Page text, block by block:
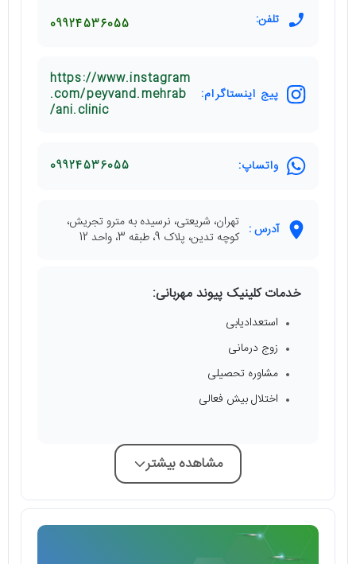
تلفن: 09924536055
پیج اینستاگرام:
https://www.instagram
.com/peyvand.mehrab
ani.clinic/
واتساپ: 09924536055
آدرس : تهران، شریعتی، نرسیده به مترو تجریش،
کوچه تدین، پلاک 9، طبقه 3، واحد 12
خدمات کلینیک پیوند مهربانی:
استعدادیابی
زوج درمانی
مشاوره تحصیلی
اختلال بیش فعالی
مشاهده بیشتر